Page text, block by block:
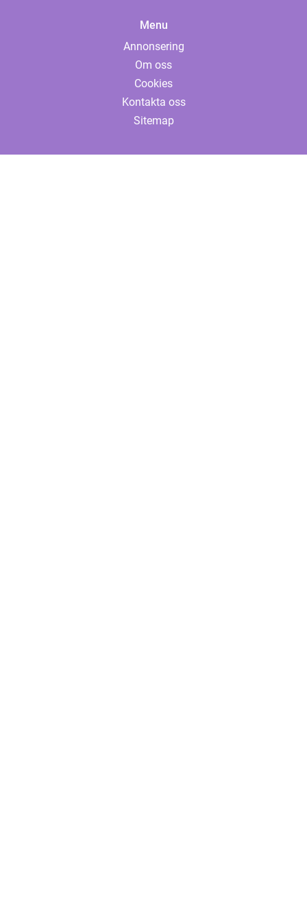
Menu
Annonsering
Om oss
Cookies
Kontakta oss
Sitemap